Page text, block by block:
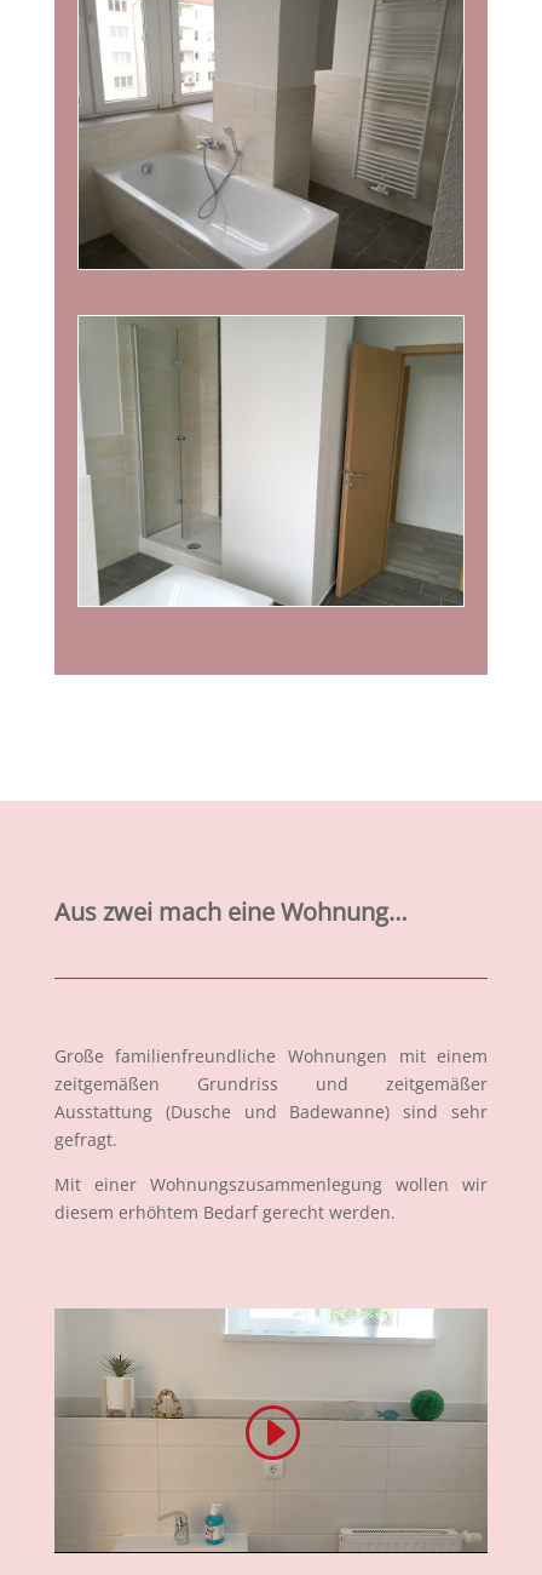
Aus zwei mach eine Wohnung…
Große familienfreundliche Wohnungen mit einem
zeitgemäßen Grundriss und zeitgemäßer
Ausstattung (Dusche und Badewanne) sind sehr
gefragt.
Mit einer Wohnungszusammenlegung wollen wir
diesem erhöhtem Bedarf gerecht werden.